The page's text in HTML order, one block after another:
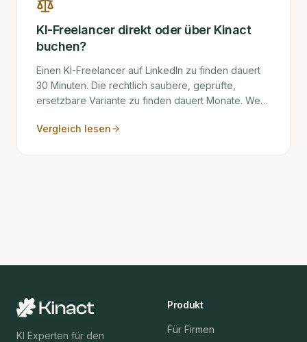
KI-Freelancer direkt oder über Kinact
buchen?
Einen KI-Freelancer auf LinkedIn zu finden dauert
30 Minuten. Die rechtlich saubere, geprüfte,
ersetzbare Variante zu finden dauert Monate. Wer
Scheinselbstständigkeits-Verfahren, geleakte
Vergleich lesen
KI Experten für den
Produkt
Für Firmen